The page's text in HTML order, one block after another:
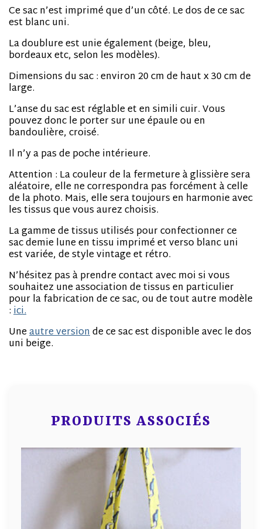
Ce sac n’est imprimé que d’un côté. Le dos de ce sac
est blanc uni.
La doublure est unie également (beige, bleu,
bordeaux etc, selon les modèles).
Dimensions du sac : environ 20 cm de haut x 30 cm de
large.
L’anse du sac est réglable et en simili cuir. Vous
pouvez donc le porter sur une épaule ou en
bandoulière, croisé.
Il n’y a pas de poche intérieure.
Attention : La couleur de la fermeture à glissière sera
aléatoire, elle ne correspondra pas forcément à celle
de la photo. Mais, elle sera toujours en harmonie avec
les tissus que vous aurez choisis.
La gamme de tissus utilisés pour confectionner ce
sac demie lune en tissu imprimé et verso blanc uni
est variée, de style vintage et rétro.
N’hésitez pas à prendre contact avec moi si vous
souhaitez une association de tissus en particulier
pour la fabrication de ce sac, ou de tout autre modèle
:ici.
Uneautre versionde ce sac est disponible avec le dos
uni beige.
PRODUITS ASSOCIÉS